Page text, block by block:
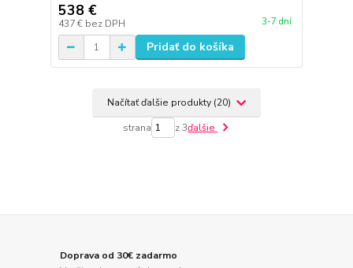
538 €
437 € bez DPH 3-7 dní
Pridať do košíka
Načítať ďalšie produkty (20)
strana z 3ďalšie
Doprava od 30€ zadarmo